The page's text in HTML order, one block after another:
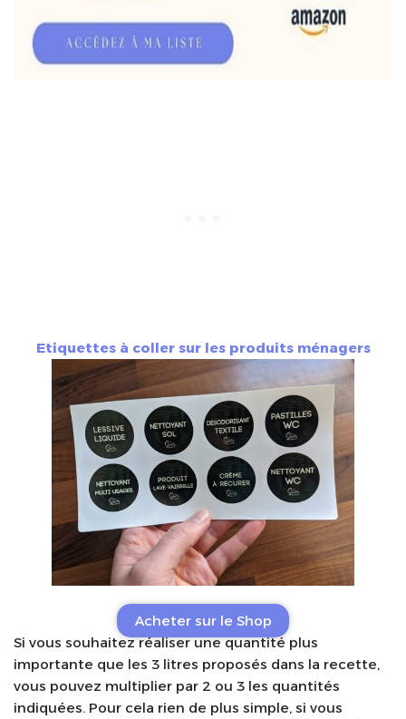
Etiquettes à coller sur les produits ménagers
Acheter sur le Shop
Si vous souhaitez réaliser une quantité plus
importante que les 3 litres proposés dans la recette,
vous pouvez multiplier par 2 ou 3 les quantités
indiquées. Pour cela rien de plus simple, si vous